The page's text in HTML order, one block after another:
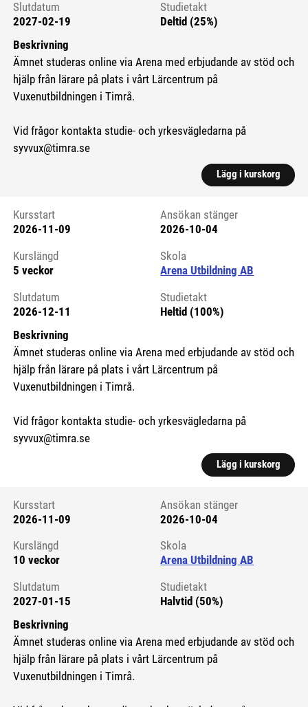
Slutdatum
2027-02-19
Studietakt
Deltid (25%)
Beskrivning
Ämnet studeras online via Arena med erbjudande av stöd och
hjälp från lärare på plats i vårt Lärcentrum på
Vuxenutbildningen i Timrå.
Vid frågor kontakta studie- och yrkesvägledarna på
syvvux@timra.se
Lägg i kurskorg
Kursstart 6271936
Kursstart
2026-11-09
Ansökan stänger
2026-10-04
Kurslängd
5 veckor
Skola
Arena Utbildning AB
Slutdatum
2026-12-11
Studietakt
Heltid (100%)
Beskrivning
Ämnet studeras online via Arena med erbjudande av stöd och
hjälp från lärare på plats i vårt Lärcentrum på
Vuxenutbildningen i Timrå.
Vid frågor kontakta studie- och yrkesvägledarna på
syvvux@timra.se
Lägg i kurskorg
Kursstart 6272056
Kursstart
2026-11-09
Ansökan stänger
2026-10-04
Kurslängd
10 veckor
Skola
Arena Utbildning AB
Slutdatum
2027-01-15
Studietakt
Halvtid (50%)
Beskrivning
Ämnet studeras online via Arena med erbjudande av stöd och
hjälp från lärare på plats i vårt Lärcentrum på
Vuxenutbildningen i Timrå.